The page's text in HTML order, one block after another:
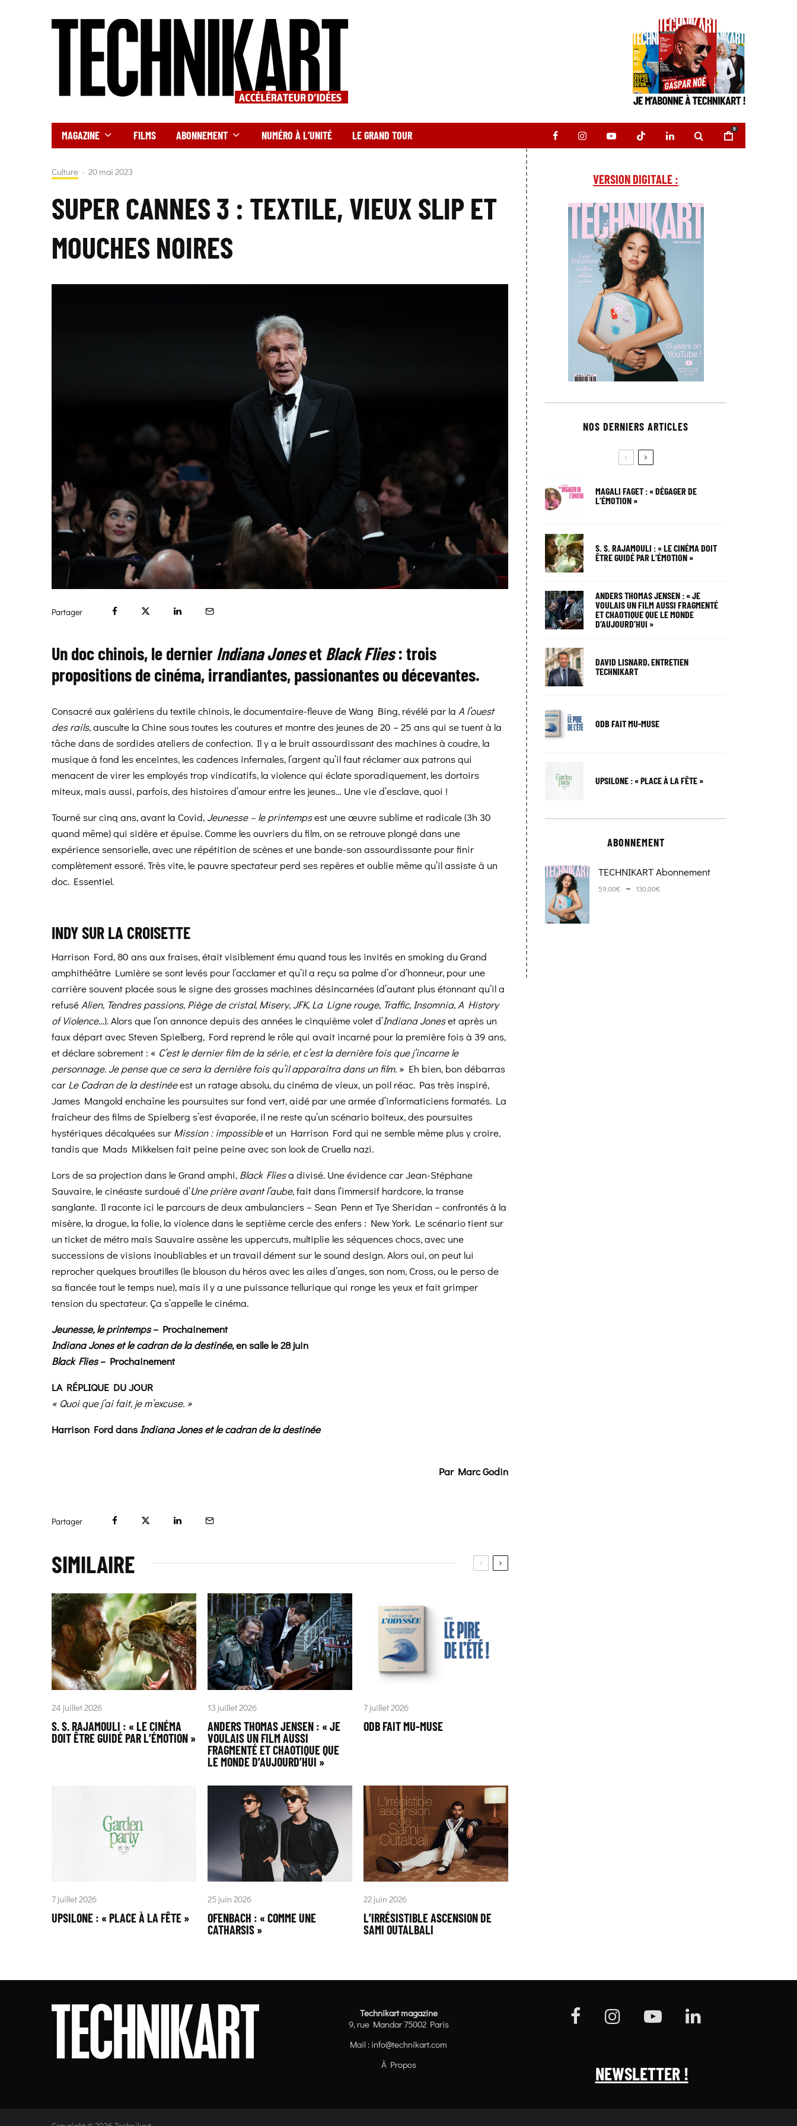
MAGAZINE FILMS ABONNEMENT NUMÉRO À L’UNITÉ LE GRAND TOUR 0
Culture · 20 mai 2023
SUPER CANNES 3 : TEXTILE, VIEUX SLIP ET
MOUCHES NOIRES
Partager
Un doc chinois, le dernierIndiana JonesetBlack Flies: trois
propositions de cinéma, irrandiantes, passionantes ou décevantes.
Consacré aux galériens du textile chinois, le documentaire-fleuve de Wang Bing, révélé par la A l’ouest
des rails, ausculte la Chine sous toutes les coutures et montre des jeunes de 20 – 25 ans qui se tuent à la
tâche dans de sordides ateliers de confection. Il y a le bruit assourdissant des machines à coudre, la
musique à fond les enceintes, les cadences infernales, l’argent qu’il faut réclamer aux patrons qui
menacent de virer les employés trop vindicatifs, la violence qui éclate sporadiquement, les dortoirs
miteux, mais aussi, parfois, des histoires d’amour entre les jeunes… Une vie d’esclave, quoi !
Tourné sur cinq ans, avant la Covid, Jeunesse – le printempsest une œuvre sublime et radicale (3h 30
quand même) qui sidère et épuise. Comme les ouvriers du film, on se retrouve plongé dans une
expérience sensorielle, avec une répétition de scènes et une bande-son assourdissante pour finir
complètement essoré. Très vite, le pauvre spectateur perd ses repères et oublie même qu’il assiste à un
doc. Essentiel.
INDY SUR LA CROISETTE
Harrison Ford, 80 ans aux fraises, était visiblement ému quand tous les invités en smoking du Grand
amphithéâtre Lumière se sont levés pour l’acclamer et qu’il a reçu sa palme d’or d’honneur, pour une
carrière souvent placée sous le signe des grosses machines désincarnées (d’autant plus étonnant qu’il a
refuséAlien, Tendres passions, Piège de cristal, Misery, JFK, La Ligne rouge, Traffic, Insomnia,A History
of Violence…). Alors que l’on annonce depuis des années le cinquième volet d’Indiana Joneset après un
faux départ avec Steven Spielberg, Ford reprend le rôle qui avait incarné pour la première fois à 39 ans,
et déclare sobrement : « C’est le dernier film de la série, et c’est la dernière fois que j’incarne le
personnage. Je pense que ce sera la dernière fois qu’il apparaîtra dans un film. » Eh bien, bon débarras
car LeCadran de la destinéeest un ratage absolu, du cinéma de vieux, un poil réac. Pas très inspiré,
James Mangold enchaîne les poursuites sur fond vert, aidé par une armée d’informaticiens formatés. La
fraicheur des films de Spielberg s’est évaporée, il ne reste qu’un scénario boiteux, des poursuites
hystériques décalquées sur Mission : impossibleet un Harrison Ford qui ne semble même plus y croire,
tandis que Mads Mikkelsen fait peine peine avec son look de Cruella nazi.
Lors de sa projection dans le Grand amphi, Black Fliesa divisé. Une évidence car Jean-Stéphane
Sauvaire, le cinéaste surdoué d’Une prière avant l’aube, fait dans l’immersif hardcore, la transe
sanglante. Il raconte ici le parcours de deux ambulanciers – Sean Penn et Tye Sheridan – confrontés à la
misère, la drogue, la folie, la violence dans le septième cercle des enfers : New York. Le scénario tient sur
un ticket de métro mais Sauvaire assène les uppercuts, multiplie les séquences chocs, avec une
successions de visions inoubliables et un travail dément sur le sound design. Alors oui, on peut lui
reprocher quelques broutilles (le blouson du héros avec les ailes d’anges, son nom, Cross, ou le perso de
sa fiancée tout le temps nue), mais il y a une puissance tellurique qui ronge les yeux et fait grimper
tension du spectateur. Ça s’appelle le cinéma.
Jeunesse, le printemps– Prochainement
Indiana Jones et le cadran de la destinée, en salle le 28 juin
Black Flies– Prochainement
LA RÉPLIQUE DU JOUR
« Quoi que j’ai fait, je m’excuse. »
Harrison Ford dans Indiana Jones et le cadran de la destinée
Par Marc Godin
Partager
SIMILAIRE
24 juillet 2026
S. S. RAJAMOULI : « LE CINÉMA
DOIT ÊTRE GUIDÉ PAR L’ÉMOTION »
13 juillet 2026
ANDERS THOMAS JENSEN : « JE
VOULAIS UN FILM AUSSI
FRAGMENTÉ ET CHAOTIQUE QUE
LE MONDE D’AUJOURD’HUI »
7 juillet 2026
ODB FAIT MU-MUSE
7 juillet 2026
UPSILONE : « PLACE À LA FÊTE »
25 juin 2026
OFENBACH : « COMME UNE
CATHARSIS »
22 juin 2026
L’IRRÉSISTIBLE ASCENSION DE
SAMI OUTALBALI
VERSION DIGITALE :
NOS DERNIERS ARTICLES
MAGALI FAGET : « DÉGAGER DE
L’ÉMOTION »
S. S. RAJAMOULI : « LE CINÉMA DOIT
ÊTRE GUIDÉ PAR L’ÉMOTION »
ANDERS THOMAS JENSEN : « JE
VOULAIS UN FILM AUSSI FRAGMENTÉ
ET CHAOTIQUE QUE LE MONDE
D’AUJOURD’HUI »
DAVID LISNARD, ENTRETIEN
TECHNIKART
ODB FAIT MU-MUSE
UPSILONE : « PLACE À LA FÊTE »
ABONNEMENT
TECHNIKART Abonnement
59,00€ – 130,00€
Technikart magazine
9, rue Mandar 75002 Paris
Mail : info@technikart.com
À Propos
NEWSLETTER !